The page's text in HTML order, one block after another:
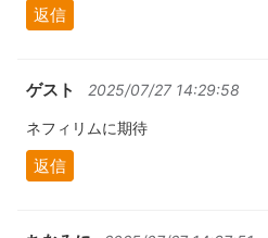
返信
ゲスト 2025/07/27 14:29:58
ネフィリムに期待
返信